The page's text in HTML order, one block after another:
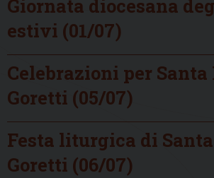
Giornata diocesana
estivi (01/07)
Celebrazioni per
Goretti (05/07)
Festa liturgica di
Goretti (06/07)